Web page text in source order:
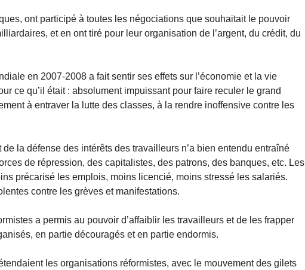
ont participé à toutes les négociations que souhaitait le pouvoir
et en ont tiré pour leur organisation de l’argent, du crédit, du
en 2007-2008 a fait sentir ses effets sur l’économie et la vie
ce qu’il était : absolument impuissant pour faire reculer le grand
à entraver la lutte des classes, à la rendre inoffensive contre les
la défense des intérêts des travailleurs n’a bien entendu entraîné
de répression, des capitalistes, des patrons, des banques, etc. Les
précarisé les emplois, moins licencié, moins stressé les salariés.
contre les grèves et manifestations.
a permis au pouvoir d’affaiblir les travailleurs et de les frapper
en partie découragés et en partie endormis.
les organisations réformistes, avec le mouvement des gilets